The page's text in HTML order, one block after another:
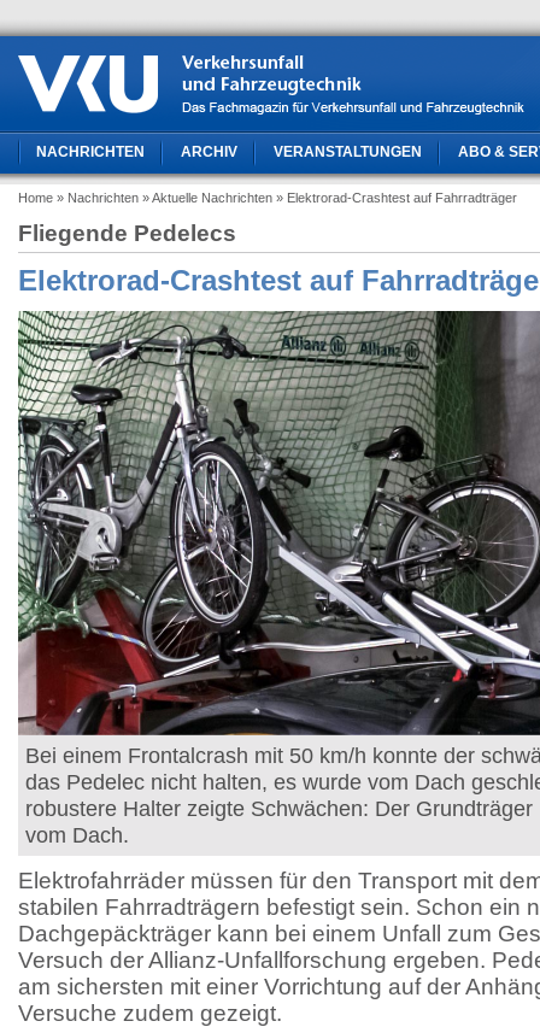
NACHRICHTEN ARCHIV VERANSTALTUNGEN ABO &
Home » Nachrichten » Aktuelle Nachrichten » Elektrorad-Crashtest auf Fahrradträger
Fliegende Pedelecs
Elektrorad-Crashtest auf
Bei einem Frontalcrash mit 50 km/h konnte der
das Pedelec nicht halten, es wurde vom Dach
robustere Halter zeigte Schwächen: Der
vom Dach.
Elektrofahrräder müssen für den Transport mit
stabilen Fahrradträgern befestigt sein. Schon ein
Dachgepäckträger kann bei einem Unfall zum
Versuch der Allianz-Unfallforschung ergeben.
am sichersten mit einer Vorrichtung auf der
Versuche zudem gezeigt.